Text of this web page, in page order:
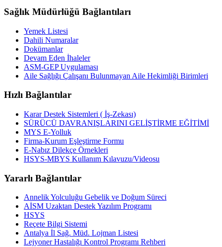
Sağlık Müdürlüğü Bağlantıları
Yemek Listesi
Dahili Numaralar
Dokümanlar
Devam Eden İhaleler
ASM-GEP Uygulaması
Aile Sağlığı Çalışanı Bulunmayan Aile Hekimliği Birimleri
Hızlı Bağlantılar
Karar Destek Sistemleri ( İş-Zekası)
SÜRÜCÜ DAVRANIŞLARINI GELİŞTİRME EĞİTİMİ
MYS E-Yolluk
Firma-Kurum Eşleştirme Formu
E-Nabız Dilekçe Örnekleri
HSYS-MBYS Kullanım Kılavuzu/Videosu
Yararlı Bağlantılar
Annelik Yolculuğu Gebelik ve Doğum Süreci
AİSM Uzaktan Destek Yazılım Programı
HSYS
Reçete Bilgi Sistemi
Antalya İl Sağ. Müd. Lojman Listesi
Lejyoner Hastalığı Kontrol Programı Rehberi